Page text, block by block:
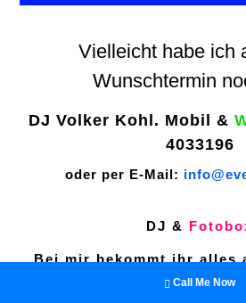
Vielleicht habe ich
Wunschtermin
DJ Volker Kohl. Mobil &
4033196
oder per E-Mail:
DJ &
Bei mir bekommt ihr alles
Call Me Now